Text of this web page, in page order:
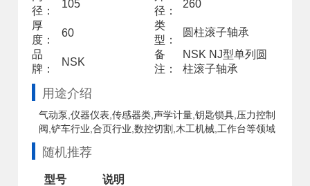
径：
105
径：
260
厚
度：
60
类
型：
圆柱滚子轴承
品
牌：
NSK
备
注：
NSK NJ型单列圆
柱滚子轴承
用途介绍
气动泵,仪器仪表,传感器类,声学计量,钥匙锁具,压力控制
阀,铲车行业,合页行业,数控切割,木工机械,工作台等领域
随机推荐
型号 说明